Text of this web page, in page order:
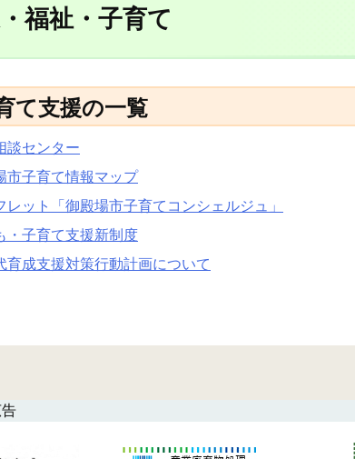
福祉・子育て
て支援の一覧
談センター
市子育て情報マップ
レット「御殿場市子育てコンシェルジュ」
・子育て支援新制度
育成支援対策行動計画について